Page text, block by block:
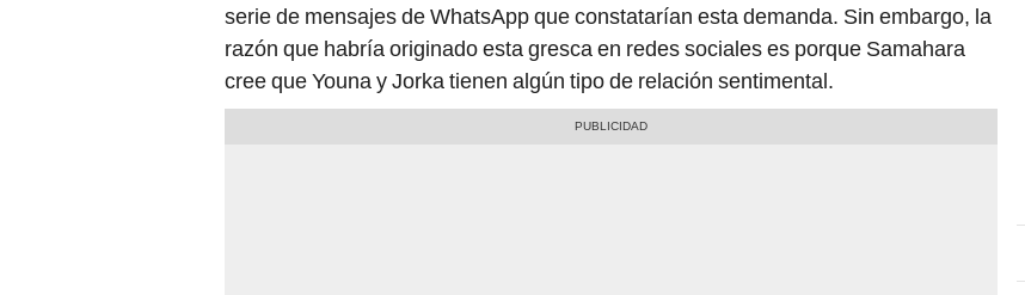
serie de mensajes de WhatsApp que constatarían esta demanda. Sin embargo, la
razón que habría originado esta gresca en redes sociales es porque Samahara
cree que Youna y Jorka tienen algún tipo de relación sentimental.